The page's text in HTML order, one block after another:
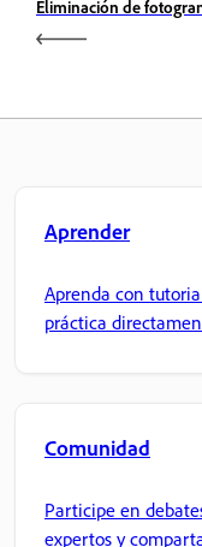
Eliminación de
Aprender
Aprenda con
práctica
Comunidad
Participe en
expertos y